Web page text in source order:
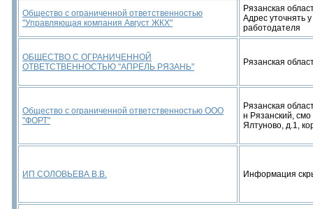
Общество с ограниченной ответственностью
"Управляющая компания Август ЖКХ"
Рязанская
Адрес уточнять у
работодателя
ОБЩЕСТВО С ОГРАНИЧЕННОЙ
ОТВЕТСТВЕННОСТЬЮ "АПРЕЛЬ РЯЗАНЬ"
Рязанская
Общество с ограниченной ответственностью ООО
"ФОРТ"
Рязанская
н Рязанский, смо
Ялтуново, д.1,
ИП СОЛОВЬЕВА В.В. Информация